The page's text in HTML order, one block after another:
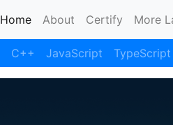
Home(current)
About Certify More
C++ JavaScript TypeScript